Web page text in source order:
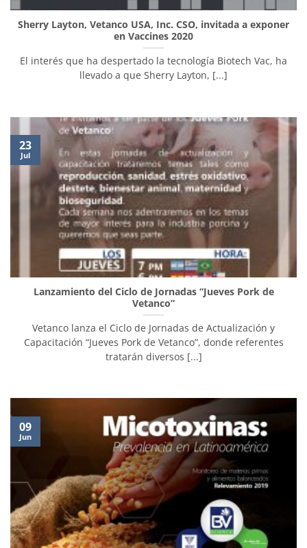
Sherry Layton, Vetanco USA, Inc. CSO, invitada a exponer
en Vaccines 2020
El interés que ha despertado la tecnología Biotech Vac, ha
llevado a que Sherry Layton, [...]
Lanzamiento del Ciclo de Jornadas “Jueves Pork de
Vetanco”
Vetanco lanza el Ciclo de Jornadas de Actualización y
Capacitación “Jueves Pork de Vetanco”, donde referentes
tratarán diversos [...]
23
Jul
09
Jun